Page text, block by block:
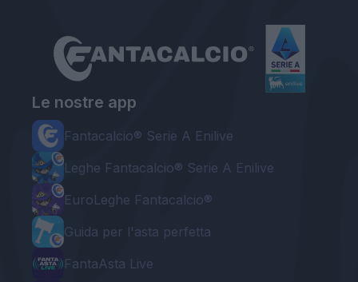
Le nostre app
Fantacalcio® Serie A Enilive
Leghe Fantacalcio® Serie A Enilive
EuroLeghe Fantacalcio®
Guida per l'asta perfetta
FantaAsta Live